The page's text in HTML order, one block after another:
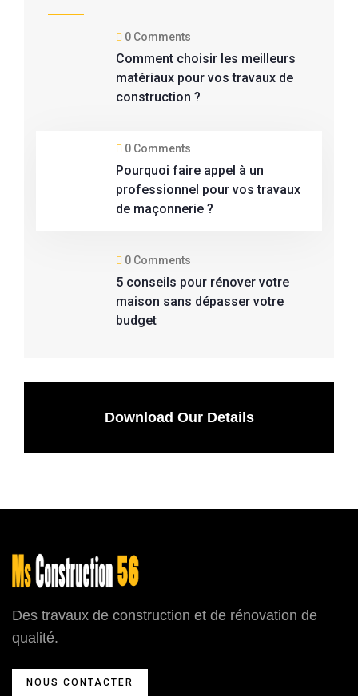
0 Comments
Comment choisir les meilleurs
matériaux pour vos travaux de
construction ?
0 Comments
Pourquoi faire appel à un
professionnel pour vos travaux
de maçonnerie ?
0 Comments
5 conseils pour rénover votre
maison sans dépasser votre
budget
Download Our Details
Des travaux de construction et de rénovation de
qualité.
NOUS CONTACTER